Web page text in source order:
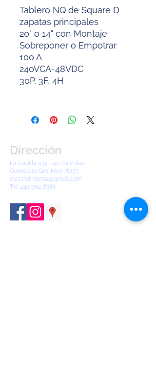
Tablero NQ de Square D
zapatas principales
20" o 14" con Montaje
Sobreponer o Empotrar
100 A
240VCA-48VDC
30P, 3F, 4H
Dirección
La Capilla 435 Las Galindas
Querétaro,Qro. Mex 76177
electroindqro2@gmail.com
Tel: 442 904 8380